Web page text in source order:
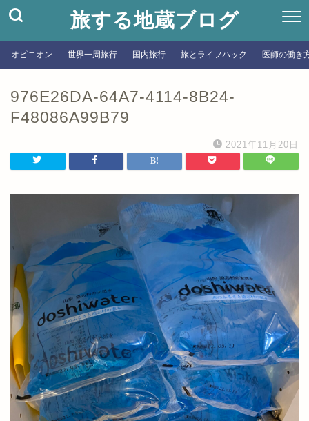
旅する地蔵ブログ
オピニオン 世界一周旅行 国内旅行 旅とライフハック 医師の働き
976E26DA-64A7-4114-8B24-
F48086A99B79
2021年11月20日